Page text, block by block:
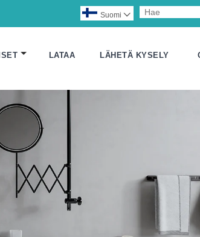
Suomi 
LATAA LÄHETÄ KYSELY